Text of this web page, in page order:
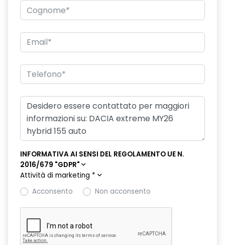
INFORMATIVA AI SENSI DEL REGOLAMENTO UE N.
2016/679 "GDPR"
Attività di marketing *
Acconsento
Non acconsento